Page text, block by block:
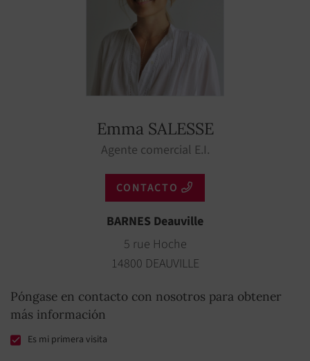
Emma SALESSE
Agente comercial E.I.
CONTACTO
BARNES Deauville
5 rue Hoche
14800 DEAUVILLE
Póngase en contacto con nosotros para obtener
más información
Es mi primera visita